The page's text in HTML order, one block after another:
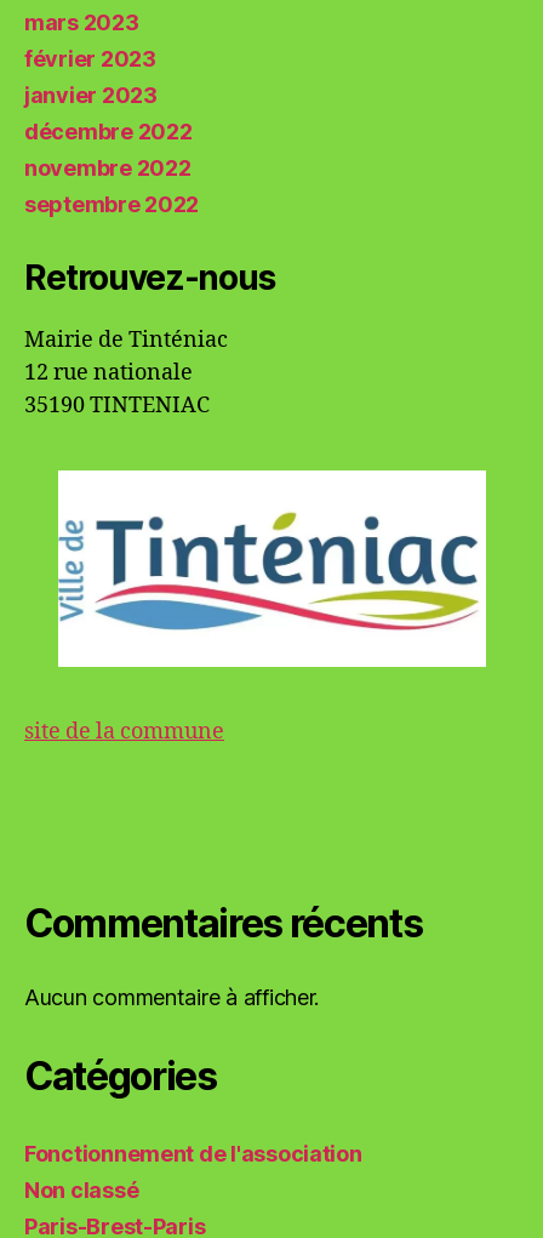
mars 2023
février 2023
janvier 2023
décembre 2022
novembre 2022
septembre 2022
Retrouvez-nous
Mairie de Tinténiac
12 rue nationale
35190 TINTENIAC
site de la commune
Commentaires récents
Aucun commentaire à afficher.
Catégories
Fonctionnement de l'association
Non classé
Paris-Brest-Paris